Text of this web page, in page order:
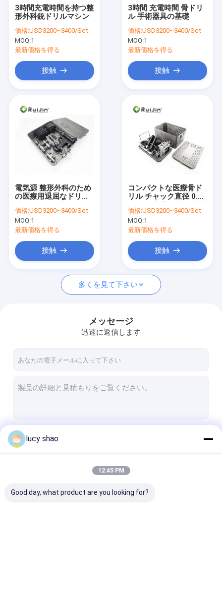
プロダクト
私達について
工場旅行
ニュース
外科骨のドリル
骨の鋸の交換
死体解剖の骨は見た
獣医の整形外科のドリル
医学の切削工具
3時間充電時間を持つ整
形外科銃ドリルマシン
価格:USD3200~3400/Set
MOQ:1
最新価格を得る
接触
3時間 充電時間 骨ドリ
ル 手術器具の基礎
価格:USD3200~3400/Set
MOQ:1
最新価格を得る
接触
電気源 整形外科のため
の医療用退屈なドリル
価格:USD3200~3400/Set
MOQ:1
最新価格を得る
接触
コンパクトな医療骨ド
リル チャック直径 0.8 -
価格:USD3200~3400/Set
MOQ:1
最新価格を得る
接触
多くを見て下さい
メッセージ
迅速に返信します
lucy shao
12:45 PM
Good day, what product are you looking for?